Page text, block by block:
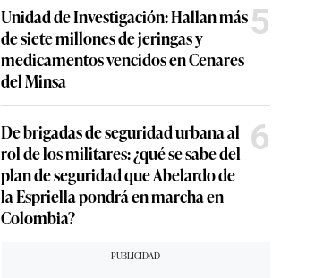
Unidad de Investigación: Hallan más
de siete millones de jeringas y
medicamentos vencidos en Cenares
del Minsa
5
De brigadas de seguridad urbana al
rol de los militares: ¿qué se sabe del
plan de seguridad que Abelardo de
la Espriella pondrá en marcha en
Colombia?
6